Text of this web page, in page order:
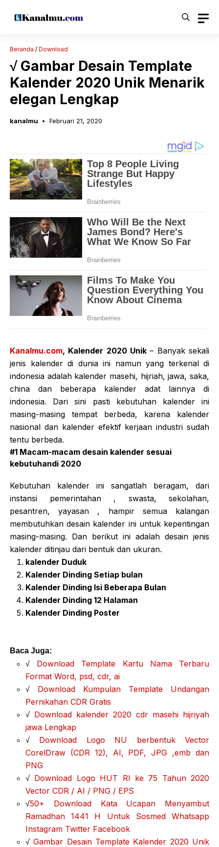
Beranda / Download
√ Gambar Desain Template
Kalender 2020 Unik Menarik
elegan Lengkap
kanalmu Februari 21, 2020
Kanalmu.com, Kalender 2020 Unik– Banyak sekali
jenis kalender di dunia ini namun yang terkenal di
indonesia adalah kalender masehi, hijriah, jawa, saka,
china dan beberapa kalender adat lainnya di
indonesia. Dari sini pasti kebutuhan kalender ini
masing-masing tempat berbeda, karena kalender
nasional dan kalender efektif kerjaan industri sudah
tentu berbeda.
#1 Macam-macam desain kalender sesuai
kebutuhandi 2020
Kebutuhan kalender ini sangatlah beragam, dari
instansi pemerintahan , swasta, sekolahan,
pesantren, yayasan , hampir semua kalangan
membutuhkan desain kalender ini untuk kepentingan
masing-masing. Dan berikut ini adalah desain jenis
kalender ditinjau dari bentuk dan ukuran.
kalender Duduk
Kalender Dinding Setiap bulan
Kalender Dinding Isi Beberapa Bulan
Kalender Dinding 12 Halaman
Kalender Dinding Poster
Baca Juga:
√ Download Template Kartu Nama Terbaru
Format Word, psd, cdr, ai
√ Download Kumpulan Template Undangan
Pernikahan CDR Gratis
√ Download kalender 2020 cdr masehi hijriyah
jawa Lengkap
√ Download Logo NU berbentuk Vector
CorelDraw (CDR 12), AI, PDF, JPG ,emb dan
PNG
√ Download Logo HUT RI ke 75 Tahun 2020
Vector CDR / AI / PNG / EPS
√50+ Download Kata Ucapan Menyambut
Ramadhan 1441 H Untuk Sosmed Whatsapp
Instagram Twitter Facebook
√Gambar Desain Template Kalender 2020 Unik